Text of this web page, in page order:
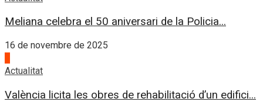
Meliana celebra el 50 aniversari de la Policia...
16 de novembre de 2025
Actualitat
València licita les obres de rehabilitació d’un edifici...